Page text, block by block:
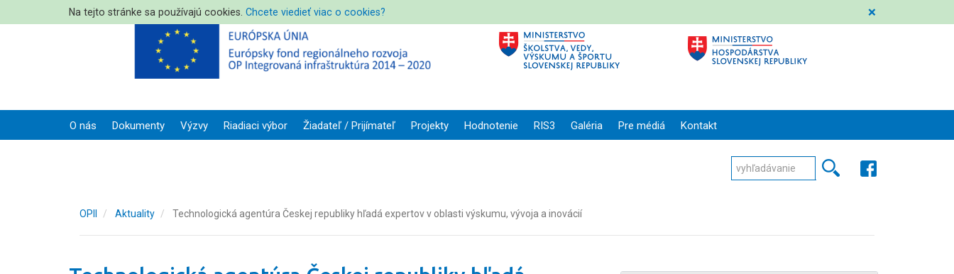
Na tejto stránke sa používajú cookies. Chcete viedieť viac o cookies? ❌
O nás Dokumenty Výzvy Riadiaci výbor Žiadateľ / Prijímateľ Projekty Hodnotenie RIS3 Galéria Pre médiá Kontakt
OPII Aktuality Technologická agentúra Českej republiky hľadá expertov v oblasti výskumu, vývoja a inovácií